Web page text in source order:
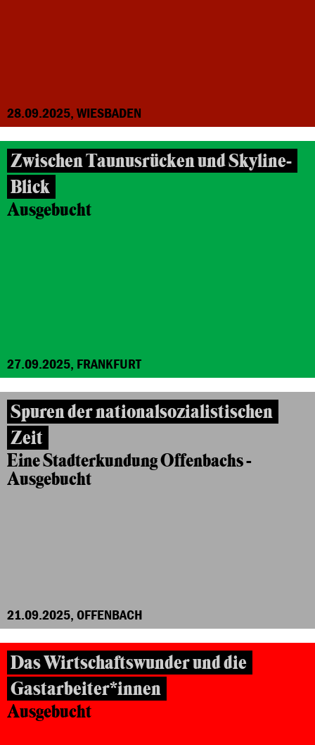
28.09.2025, WIESBADEN
Zwischen Taunusrücken und Skyline-
Blick
Ausgebucht
27.09.2025, FRANKFURT
Spuren der nationalsozialistischen
Zeit
Eine Stadterkundung Offenbachs -
Ausgebucht
21.09.2025, OFFENBACH
Das Wirtschaftswunder und die
Gastarbeiter*innen
Ausgebucht